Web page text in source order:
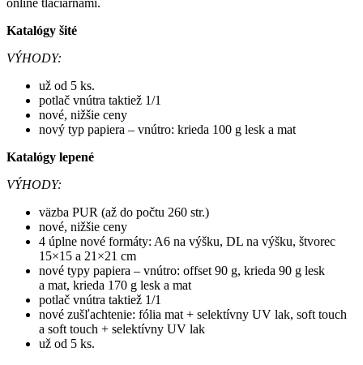
online tlačiarňami.
Katalógy šité
VÝHODY:
už od 5 ks.
potlač vnútra taktiež 1/1
nové, nižšie ceny
nový typ papiera – vnútro: krieda 100 g lesk a mat
Katalógy lepené
VÝHODY:
väzba PUR (až do počtu 260 str.)
nové, nižšie ceny
4 úplne nové formáty: A6 na výšku, DL na výšku, štvorec
15×15 a 21×21 cm
nové typy papiera – vnútro: offset 90 g, krieda 90 g lesk
a mat, krieda 170 g lesk a mat
potlač vnútra taktiež 1/1
nové zušľachtenie: fólia mat + selektívny UV lak, soft touch
a soft touch + selektívny UV lak
už od 5 ks.